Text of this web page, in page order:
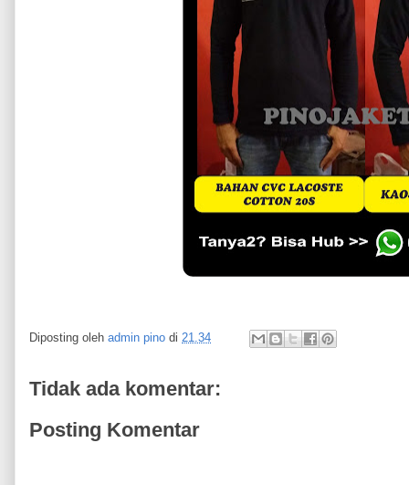
Diposting oleh admin pino di 21.34
Tidak ada komentar:
Posting Komentar